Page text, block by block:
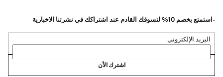
-استمتع بخصم 10% لتسوقك القادم عند اشتراكك في نشرتنا الاخبارية
البريد الإلكتروني
اشترك الأن